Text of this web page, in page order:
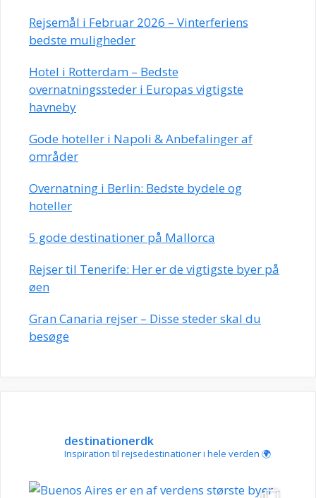
Rejsemål i Februar 2026 – Vinterferiens
bedste muligheder
Hotel i Rotterdam – Bedste
overnatningssteder i Europas vigtigste
havneby
Gode hoteller i Napoli & Anbefalinger af
områder
Overnatning i Berlin: Bedste bydele og
hoteller
5 gode destinationer på Mallorca
Rejser til Tenerife: Her er de vigtigste byer på
øen
Gran Canaria rejser – Disse steder skal du
besøge
destinationerdk
Inspiration til rejsedestinationer i hele verden 🌍